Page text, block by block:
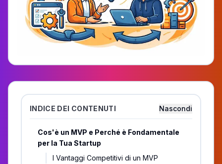
INDICE DEI CONTENUTI Nascondi
Cos'è un MVP e Perché è Fondamentale
per la Tua Startup
I Vantaggi Competitivi di un MVP